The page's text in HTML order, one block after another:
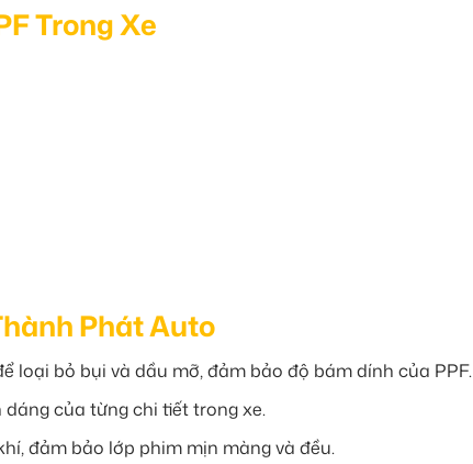
Trong Xe
Phát Auto
loại bỏ bụi và dầu mỡ, đảm bảo độ bám dính của PPF.
của từng chi tiết trong xe.
đảm bảo lớp phim mịn màng và đều.